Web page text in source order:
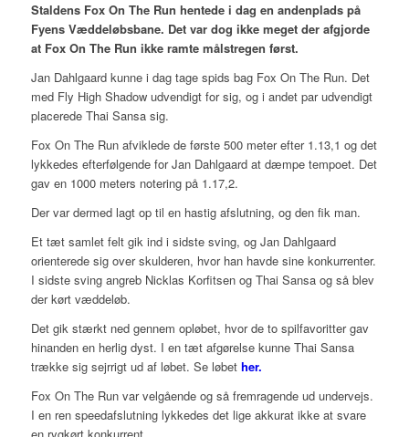
Staldens Fox On The Run hentede i dag en andenplads på
Fyens Væddeløbsbane. Det var dog ikke meget der afgjorde
at Fox On The Run ikke ramte målstregen først.
Jan Dahlgaard kunne i dag tage spids bag Fox On The Run. Det
med Fly High Shadow udvendigt for sig, og i andet par udvendigt
placerede Thai Sansa sig.
Fox On The Run afviklede de første 500 meter efter 1.13,1 og det
lykkedes efterfølgende for Jan Dahlgaard at dæmpe tempoet. Det
gav en 1000 meters notering på 1.17,2.
Der var dermed lagt op til en hastig afslutning, og den fik man.
Et tæt samlet felt gik ind i sidste sving, og Jan Dahlgaard
orienterede sig over skulderen, hvor han havde sine konkurrenter.
I sidste sving angreb Nicklas Korfitsen og Thai Sansa og så blev
der kørt væddeløb.
Det gik stærkt ned gennem opløbet, hvor de to spilfavoritter gav
hinanden en herlig dyst. I en tæt afgørelse kunne Thai Sansa
trække sig sejrrigt ud af løbet. Se løbether.
Fox On The Run var velgående og så fremragende ud undervejs.
I en ren speedafslutning lykkedes det lige akkurat ikke at svare